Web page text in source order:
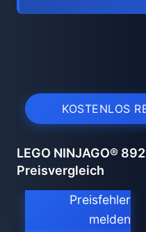
KOSTENLOS
LEGO NINJAGO®
Preisvergleich
Preisfehler
melden